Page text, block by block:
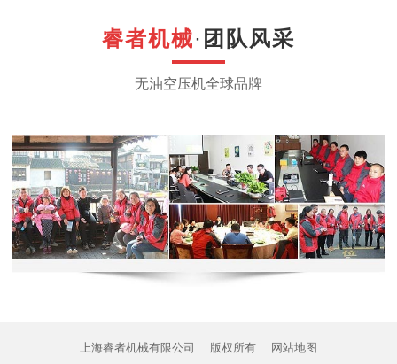
睿者机械· 团队风采
无油空压机全球品牌
上海睿者机械有限公司 版权所有
网站地图